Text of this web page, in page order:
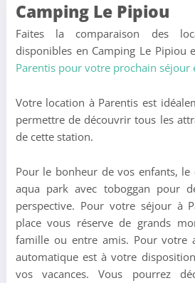
Camping Le Pipiou
Faites la comparaison des
disponibles en Camping Le Pipiou
Parentis pour votre prochain séjour
Votre location à Parentis est
permettre de découvrir tous les
de cette station.
Pour le bonheur de vos enfants, le
aqua park avec toboggan pour
perspective. Pour votre séjour à
place vous réserve de grands
famille ou entre amis. Pour votre
automatique est à votre
vos vacances. Vous pourrez